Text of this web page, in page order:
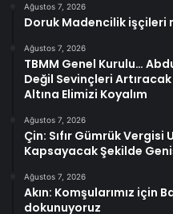
Ağustos 7, 2026
Doruk Madencilik işçileri
Ağustos 7, 2026
TBMM Genel Kurulu…
Değil Sevinçleri
Altına Elimizi Koyalım
Ağustos 7, 2026
Çin: Sıfır Gümrük Vergisi
Kapsayacak Şekilde
Ağustos 7, 2026
Akın: Komşularımız için
dokunuyoruz